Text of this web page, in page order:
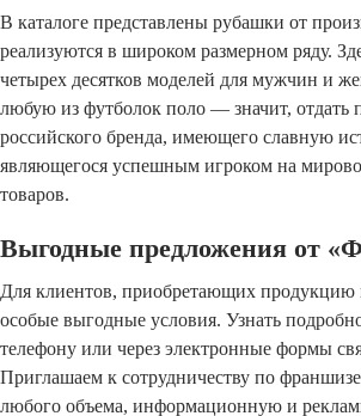
В каталоге представлены рубашки от
реализуются в широком размерном ряду.
четырех десятков моделей для мужчин и
любую из футболок поло — значит, отдать
российского бренда, имеющего славную
являющегося успешным игроком на
товаров.
Выгодные предложения от
Для клиентов, приобретающих продукцию
особые выгодные условия. Узнать
телефону или через электронные формы
Приглашаем к сотрудничеству по
любого объема, информационную и